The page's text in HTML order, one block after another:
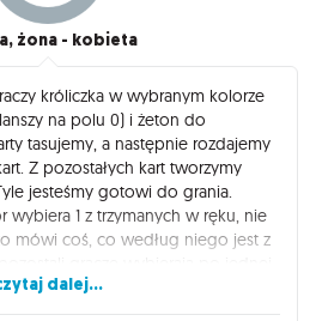
żona - kobieta
króliczka w wybranym kolorze
na polu 0) i żeton do
tasujemy, a następnie rozdajemy
Z pozostałych kart tworzymy
jesteśmy gotowi do grania.
wybiera 1 z trzymanych w ręku, nie
mówi coś, co według niego jest z
kojarzy im się z tym, co powiedział)
aby tylko on ją zobaczył.
dalej...